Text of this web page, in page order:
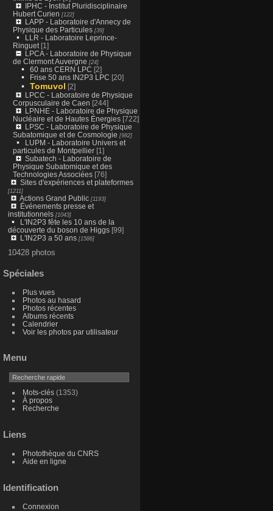
IPHC - Institut Pluridisciplinaire
Hubert Curien [122]
LAPP - Laboratoire d'Annecy de
Physique des Particules[39]
LLR - Laboratoire Leprince-
Ringuet[1]
LPCA - Laboratoire de Physique
de Clermont Auvergne [24]
60 ans CERN LPC [2]
Frise 50 ans IN2P3 LPC [20]
Tomuvol [2]
LPCC - Laboratoire de Physique
Corpusculaire de Caen [244]
LPNHE - Laboratoire de Physique
Nucléaire et de Hautes Énergies[722]
LPSC - Laboratoire de Physique
Subatomique et de Cosmologie [982]
LUPM - Laboratoire Univers et
particules de Montpellier[1]
Subatech - Laboratoire de
Physique Subatomique et des
Technologies Associées[76]
Sites d'expériences et plateformes
[1211]
Actions Grand Public[1193]
Événements presse et
institutionnels[1043]
L'IN2P3 fête les 10 ans de la
découverte du boson de Higgs[99]
L'IN2P3 a 50 ans[1586]
10428 photos
Spéciales
Plus vues
Photos au hasard
Photos récentes
Albums récents
Calendrier
Voir les photos par utilisateur
Menu
Mots-clés(1353)
À propos
Recherche
Liens
Photothèque du CNRS
Aide en ligne
Identification
Connexion